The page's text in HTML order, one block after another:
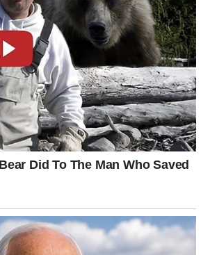
odnos,
ne inspiriše,
odgovornost za odluku koju
ali je oslobađajući. Jer kada jednom
želite, više nema povratka na